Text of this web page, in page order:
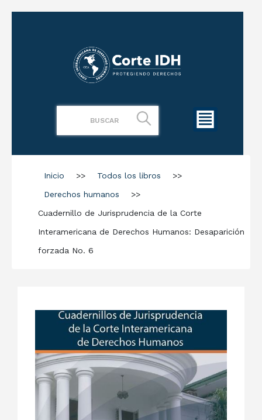
Inicio >> Todos los libros
>>
Derechos humanos
>>
Cuadernillo de Jurisprudencia de la Corte
Interamericana de Derechos Humanos: Desaparición
forzada No. 6